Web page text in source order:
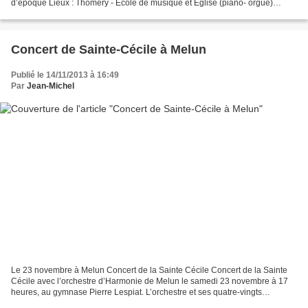
d’époque Lieux : Thomery - Ecole de musique et Eglise (piano- orgue)
Concert de Sainte-Cécile à Melun
Publié le 14/11/2013 à 16:49
Par Jean-Michel
Le 23 novembre à Melun Concert de la Sainte Cécile Concert de la Sainte
Cécile avec l’orchestre d’Harmonie de Melun le samedi 23 novembre à 17
heures, au gymnase Pierre Lespiat. L’orchestre et ses quatre-vingts